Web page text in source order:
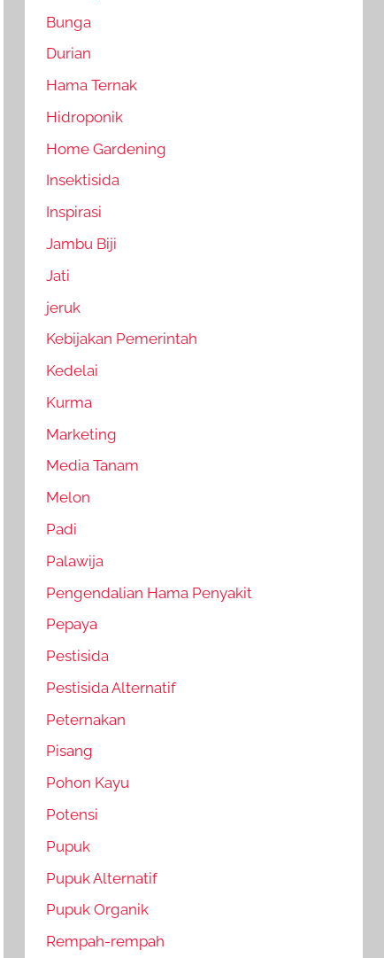
Bunga
Durian
Hama Ternak
Hidroponik
Home Gardening
Insektisida
Inspirasi
Jambu Biji
Jati
jeruk
Kebijakan Pemerintah
Kedelai
Kurma
Marketing
Media Tanam
Melon
Padi
Palawija
Pengendalian Hama Penyakit
Pepaya
Pestisida
Pestisida Alternatif
Peternakan
Pisang
Pohon Kayu
Potensi
Pupuk
Pupuk Alternatif
Pupuk Organik
Rempah-rempah